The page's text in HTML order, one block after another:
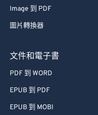
Image 到 PDF
圖片轉換器
文件和電子書
PDF 到 WORD
EPUB 到 PDF
EPUB 到 MOBI